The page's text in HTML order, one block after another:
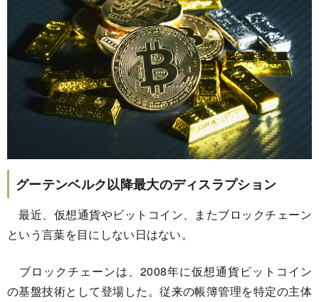
グーテンベルク以降最大のディスラプション
最近、仮想通貨やビットコイン、またブロックチェーン
という言葉を目にしない日はない。
ブロックチェーンは、2008年に仮想通貨ビットコイン
の基盤技術として登場した。従来の帳簿管理を特定の主体